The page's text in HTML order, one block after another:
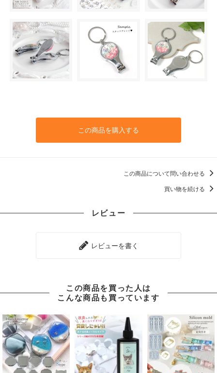
この商品を購入する
この商品について問い合わせる
買い物を続ける
レビュー
レビューを書く
この商品を買った人は
こんな商品も買っています